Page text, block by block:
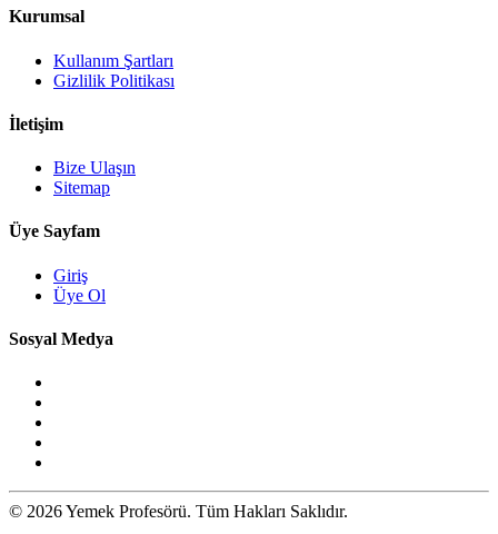
Kurumsal
Kullanım Şartları
Gizlilik Politikası
İletişim
Bize Ulaşın
Sitemap
Üye Sayfam
Giriş
Üye Ol
Sosyal Medya
© 2026 Yemek Profesörü. Tüm Hakları Saklıdır.